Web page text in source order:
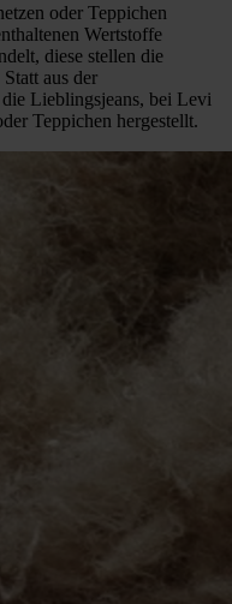
oder Teppichen
Wertstoffe
diese stellen die
aus der
Lieblingsjeans, bei Levi
Teppichen hergestellt.